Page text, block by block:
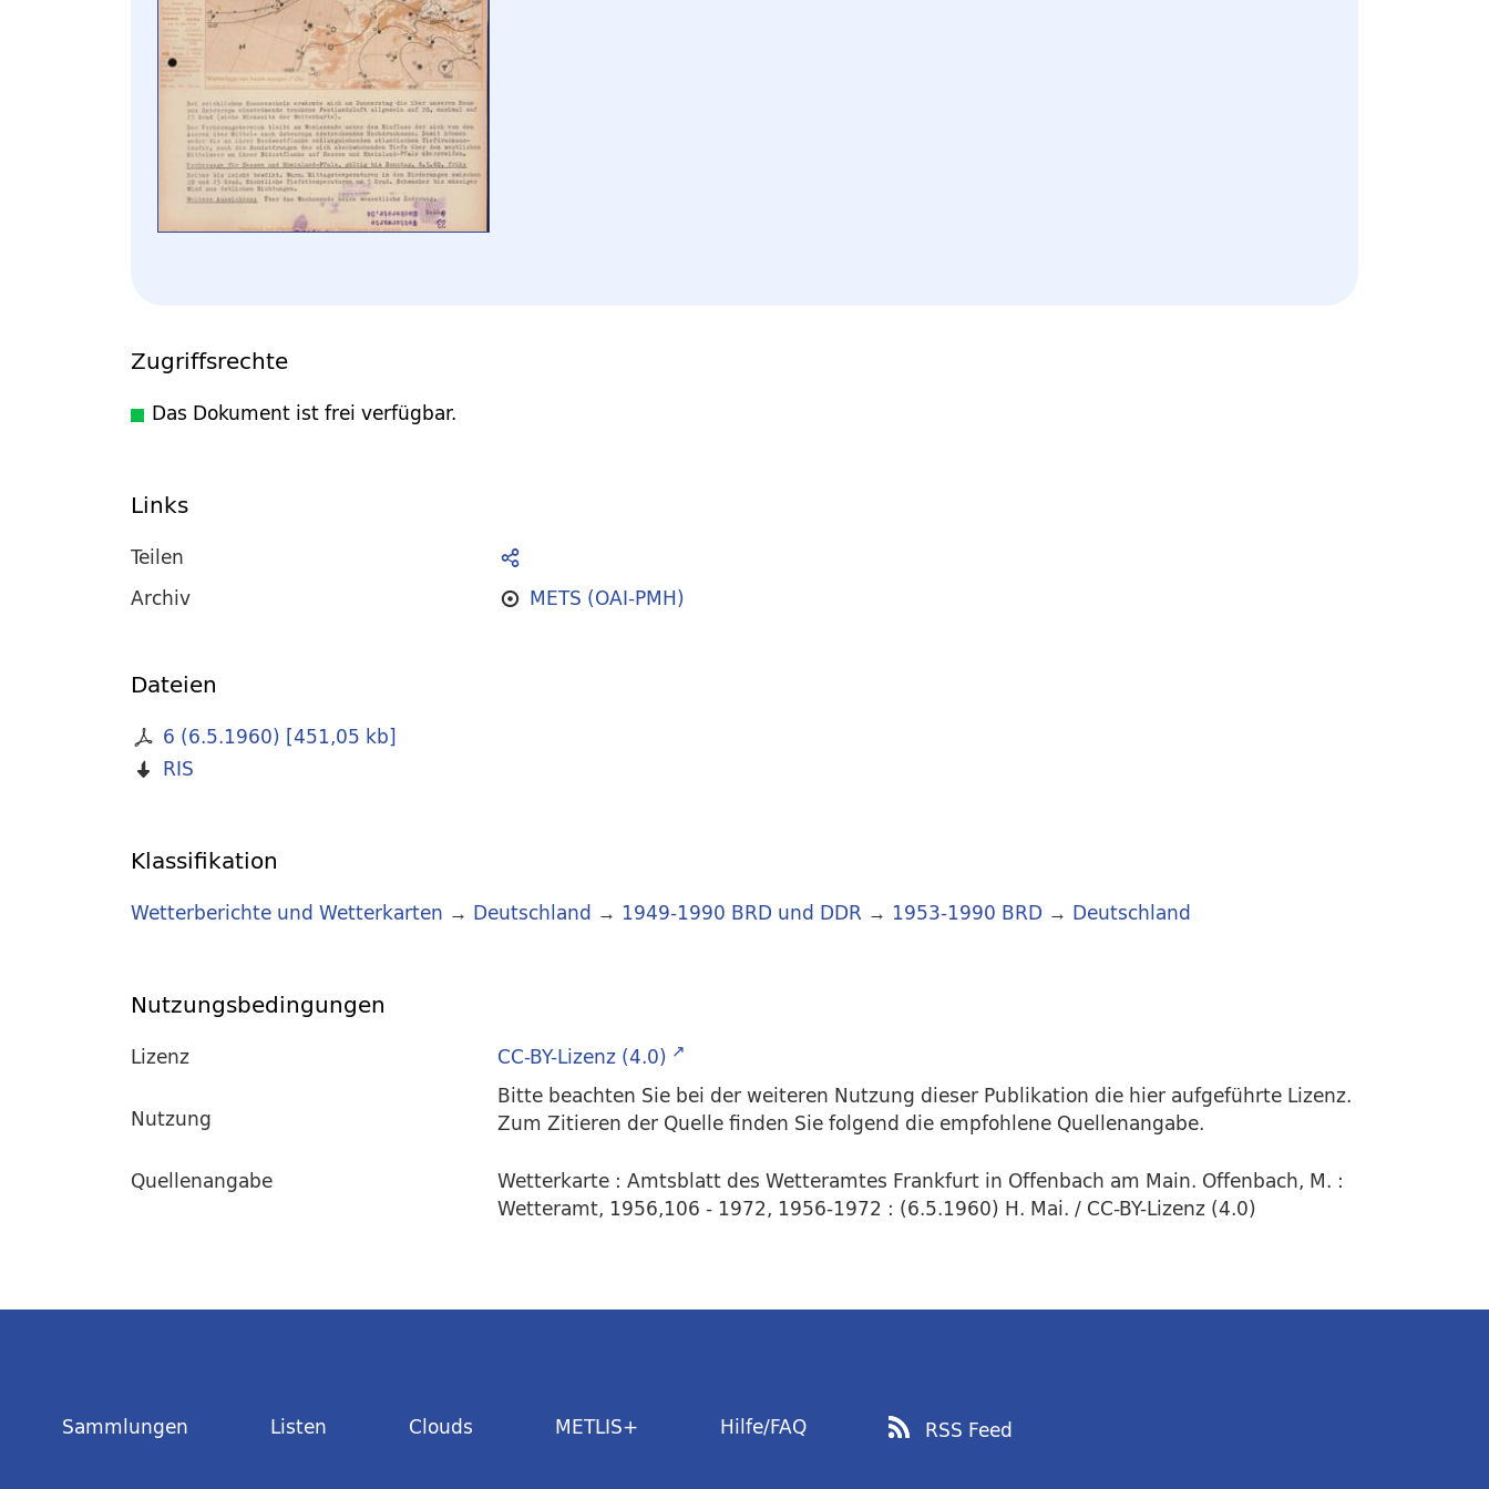
Zugriffsrechte
Das Dokument ist frei verfügbar.
Links
Teilen
Archiv
METS (OAI-PMH)
Dateien
6 (6.5.1960) [451,05 kb]
RIS
Klassifikation
Wetterberichte und Wetterkarten → Deutschland → 1949-1990 BRD und DDR → 1953-1990 BRD → Deutschland
Nutzungsbedingungen
Lizenz
CC-BY-Lizenz (4.0)
Nutzung
Bitte beachten Sie bei der weiteren Nutzung dieser Publikation die hier aufgeführte Lizenz.
Zum Zitieren der Quelle finden Sie folgend die empfohlene Quellenangabe.
Quellenangabe
Wetterkarte : Amtsblatt des Wetteramtes Frankfurt in Offenbach am Main. Offenbach, M. :
Wetteramt, 1956,106 - 1972, 1956-1972 : (6.5.1960) H. Mai. / CC-BY-Lizenz (4.0)
Sammlungen Listen Clouds METLIS+ Hilfe/FAQ RSS Feed